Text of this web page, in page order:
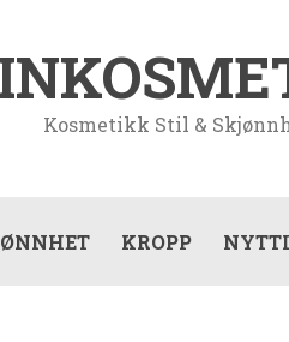
Kosmetikk Stil &
KROPP